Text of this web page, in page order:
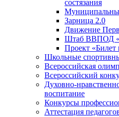
состязания
Зарница 2.0
Движение
Штаб ВВПОД
Проект «Билет
Школьные
Всероссийская
Всероссийский
Духовно-
воспитание
Конкурсы
Аттестация